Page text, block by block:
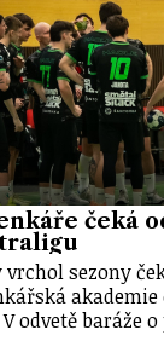
čeká
vrchol sezony
odvetě baráže